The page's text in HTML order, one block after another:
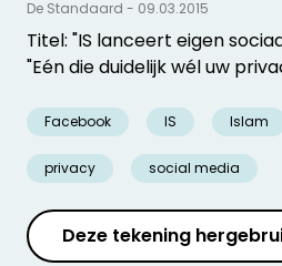
Titel: "IS lanceert eigen
"Eén die duidelijk wél uw
Facebook IS Islam
privacy social media
De Standaard - 09.03.2015
Deze tekening